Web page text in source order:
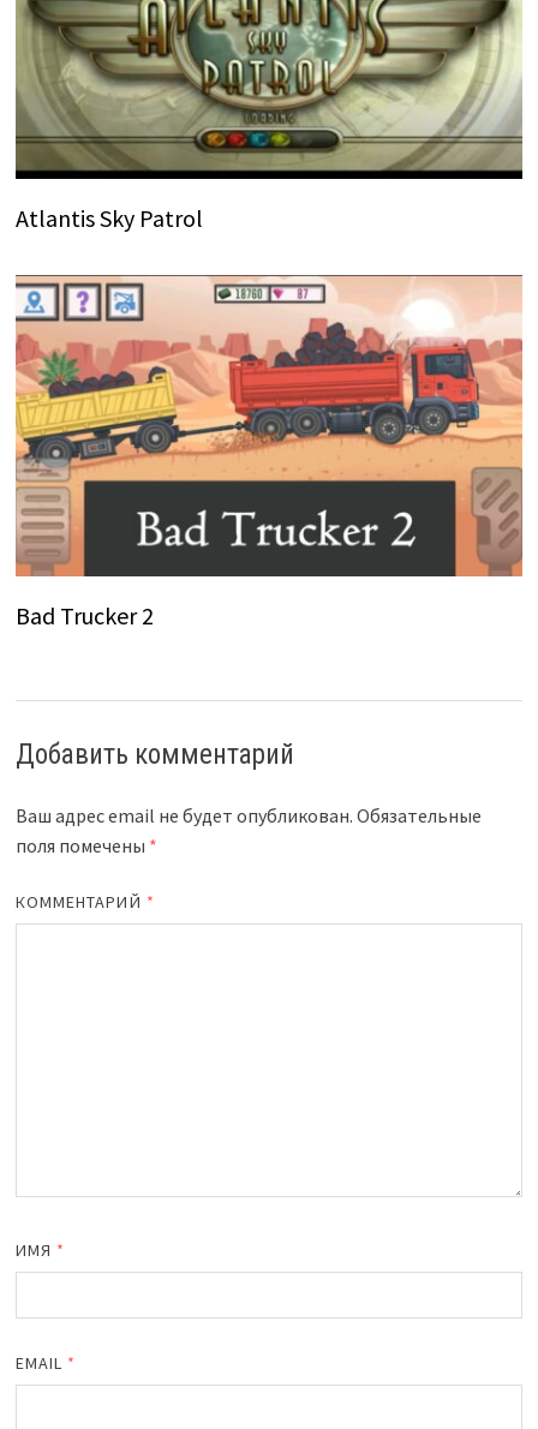
Atlantis Sky Patrol
Bad Trucker 2
Добавить комментарий
Ваш адрес email не будет опубликован. Обязательные
поля помечены *
КОММЕНТАРИЙ *
ИМЯ *
EMAIL *